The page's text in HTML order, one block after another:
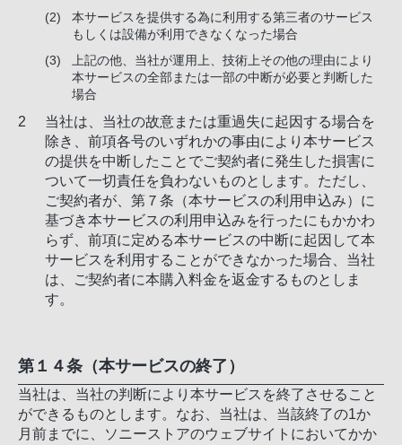
本サービスを提供する為に利用する第三者のサービス
もしくは設備が利用できなくなった場合
上記の他、当社が運用上、技術上その他の理由により
本サービスの全部または一部の中断が必要と判断した
場合
当社は、当社の故意または重過失に起因する場合を
除き、前項各号のいずれかの事由により本サービス
の提供を中断したことでご契約者に発生した損害に
ついて一切責任を負わないものとします。ただし、
ご契約者が、第７条（本サービスの利用申込み）に
基づき本サービスの利用申込みを行ったにもかかわ
らず、前項に定める本サービスの中断に起因して本
サービスを利用することができなかった場合、当社
は、ご契約者に本購入料金を返金するものとしま
す。
第１４条（本サービスの終了）
当社は、当社の判断により本サービスを終了させること
ができるものとします。なお、当社は、当該終了の1か
月前までに、ソニーストアのウェブサイトにおいてかか